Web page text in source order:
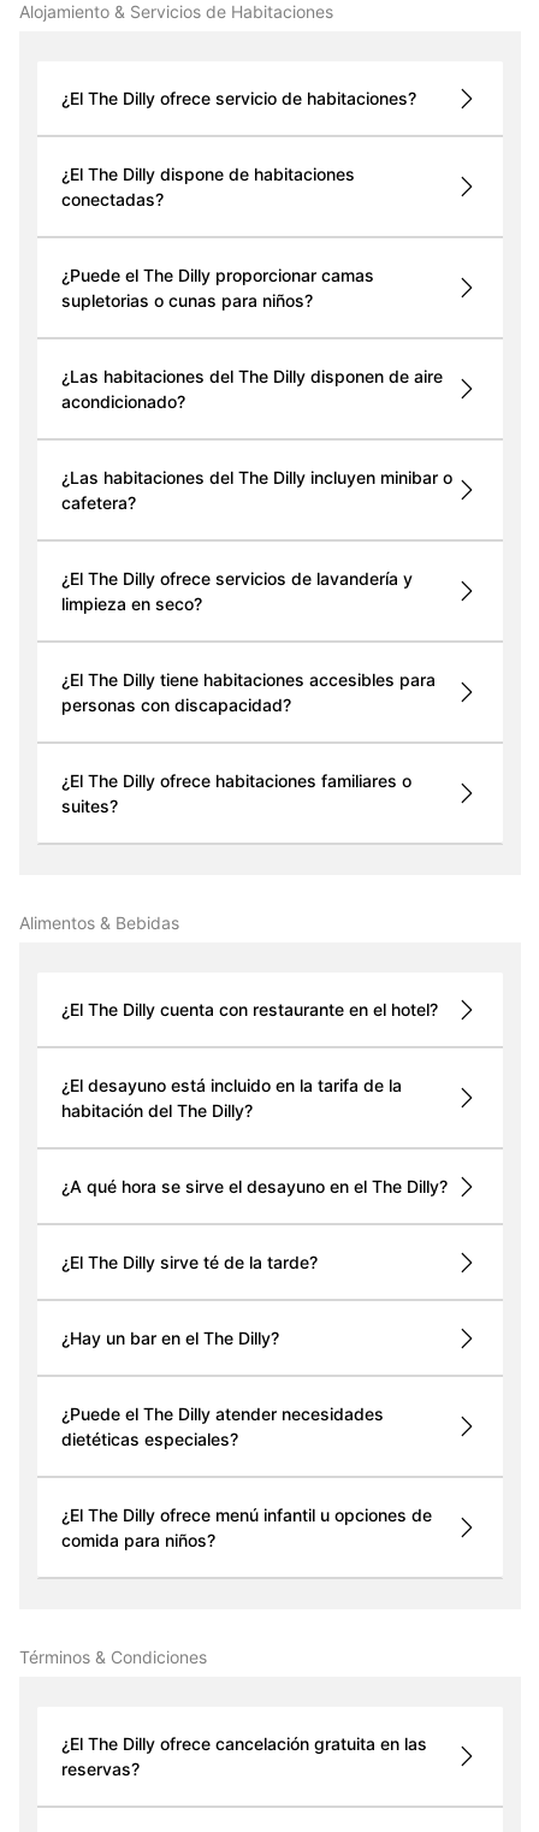
Alojamiento & Servicios de Habitaciones
¿El The Dilly ofrece servicio de habitaciones?
¿El The Dilly dispone de habitaciones
conectadas?
¿Puede el The Dilly proporcionar camas
supletorias o cunas para niños?
¿Las habitaciones del The Dilly disponen de aire
acondicionado?
¿Las habitaciones del The Dilly incluyen minibar o
cafetera?
¿El The Dilly ofrece servicios de lavandería y
limpieza en seco?
¿El The Dilly tiene habitaciones accesibles para
personas con discapacidad?
¿El The Dilly ofrece habitaciones familiares o
suites?
Alimentos & Bebidas
¿El The Dilly cuenta con restaurante en el hotel?
¿El desayuno está incluido en la tarifa de la
habitación del The Dilly?
¿A qué hora se sirve el desayuno en el The Dilly?
¿El The Dilly sirve té de la tarde?
¿Hay un bar en el The Dilly?
¿Puede el The Dilly atender necesidades
dietéticas especiales?
¿El The Dilly ofrece menú infantil u opciones de
comida para niños?
Términos & Condiciones
¿El The Dilly ofrece cancelación gratuita en las
reservas?